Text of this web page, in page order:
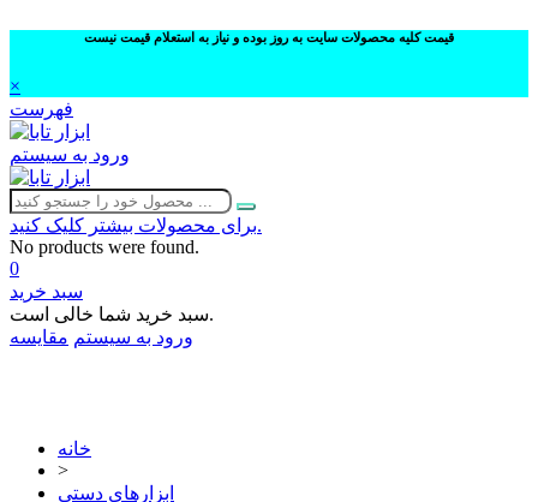
قیمت کلیه محصولات سایت به روز بوده و نیاز به استعلام قیمت نیست
×
فهرست
ورود به سیستم
برای محصولات بیشتر کلیک کنید.
No products were found.
0
سبد خرید
سبد خرید شما خالی است.
ورود به سیستم مقایسه
خانه
>
ابزارهای دستی